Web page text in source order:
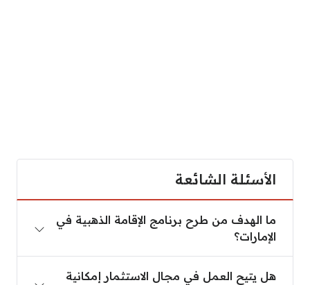
الأسئلة الشائعة
ما الهدف من طرح برنامج الإقامة الذهبية في
الإمارات؟
هل يتيح العمل في مجال الاستثمار إمكانية